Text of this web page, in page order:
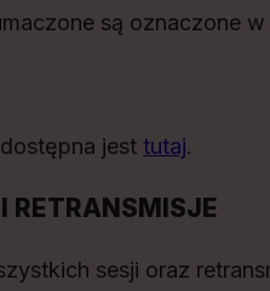
są oznaczone
jest tutaj.
RETRANSMISJE
sesji oraz